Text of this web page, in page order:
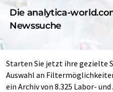
Die analytica-
Newssuche
Starten Sie jetzt ihre gezielte
Auswahl an
ein Archiv von 8.325 Labor-